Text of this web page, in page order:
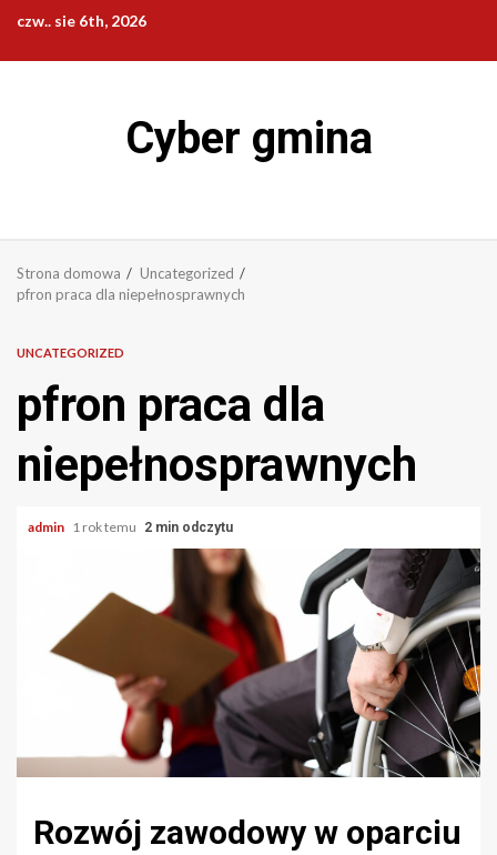
treści
czw.. sie 6th, 2026
Cyber gmina
Strona domowa
Uncategorized
pfron praca dla niepełnosprawnych
UNCATEGORIZED
pfron praca dla
niepełnosprawnych
admin 1 rok temu 2 min odczytu
Rozwój zawodowy w oparciu